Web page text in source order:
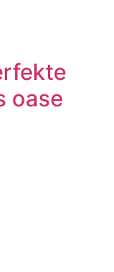
oase